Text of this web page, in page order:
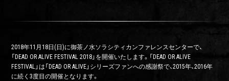
2018年11月18日(日)に御茶ノ水ソラシティカンファレンスセンターで、
「DEAD OR ALIVE FESTIVAL 2018」を開催いたします。「DEAD OR ALIVE
FESTIVAL」は「DEAD OR ALIVE」シリーズファンへの感謝祭で、2015年、2016年
に続く3度目の開催となります。